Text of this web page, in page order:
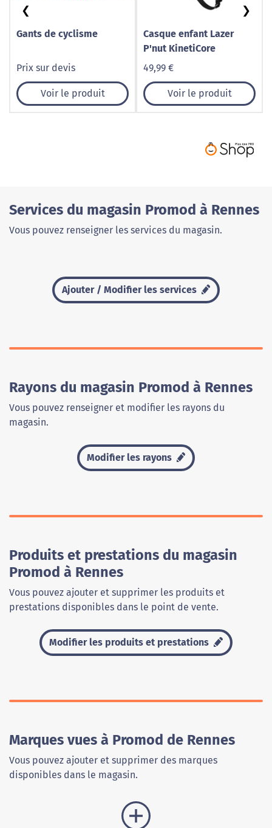
Gants de cyclisme
Prix sur devis
Voir le produit
Casque enfant Lazer
P'nut KinetiCore
49,99 €
Voir le produit
❮ ❯
Services du magasin Promod à Rennes
Vous pouvez renseigner les services du magasin.
Ajouter / Modifier les services
Rayons du magasin Promod à Rennes
Vous pouvez renseigner et modifier les rayons du
magasin.
Modifier les rayons
Produits et prestations du magasin
Promod à Rennes
Vous pouvez ajouter et supprimer les produits et
prestations disponibles dans le point de vente.
Modifier les produits et prestations
Marques vues à Promod de Rennes
Vous pouvez ajouter et supprimer des marques
disponibles dans le magasin.